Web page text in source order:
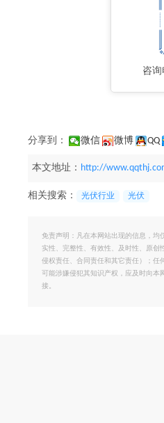
咨询
分享到： 微信 微博 QQ
本文地址： http://
相关搜索： 光伏行业 光伏
免责声明：凡在本网站出现的信息，均
实性、完整性、有效性、及时性、原
侵权责任、合同责任和其它责任）；任
可能涉嫌侵犯其知识产权，应及时向
接。